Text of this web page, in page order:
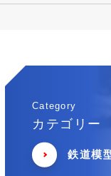
Category
カテゴリー
鉄道模